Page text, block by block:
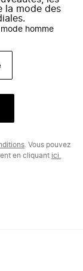
la mode des
homme
. Vous pouvez
en cliquant ici.